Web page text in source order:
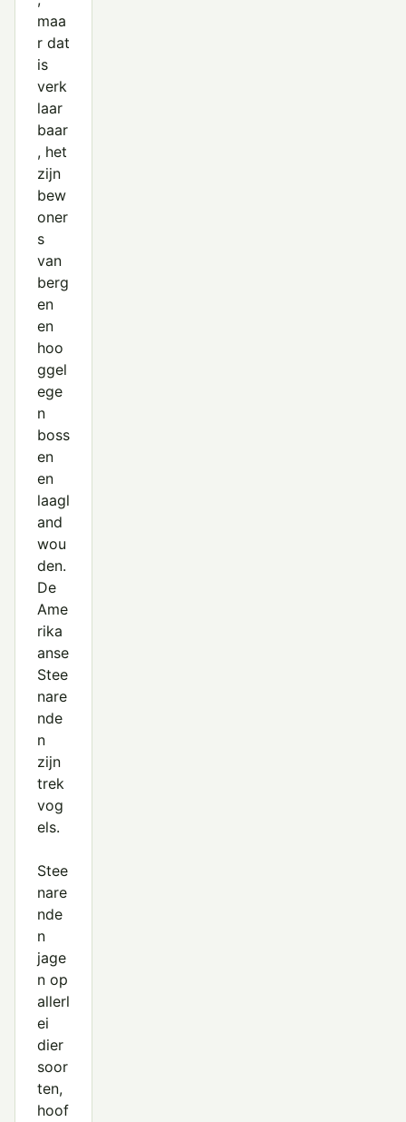
maa
r dat
is
verk
laar
baar
, het
zijn
bew
oner
s
van
berg
en
en
hoo
ggel
ege
n
boss
en
en
laagl
and
wou
den.
De
Ame
rika
anse
Stee
nare
nde
n
zijn
trek
vog
els.
Stee
nare
nde
n
jage
n op
allerl
ei
dier
soor
ten,
hoof